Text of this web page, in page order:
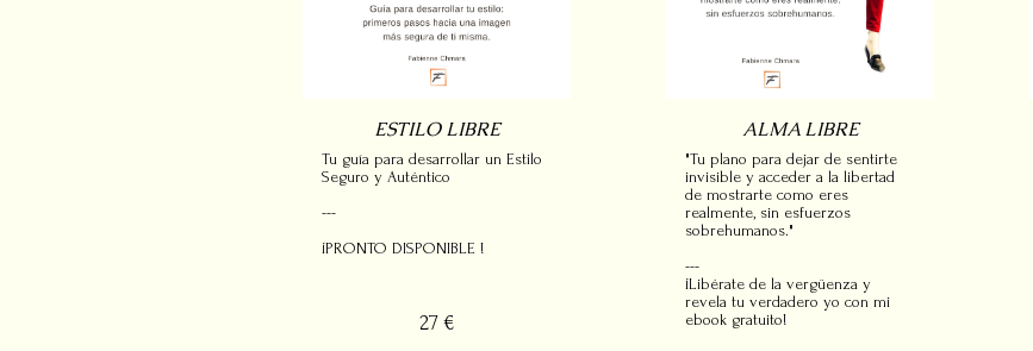
ESTILO LIBRE
Tu guía para desarrollar un Estilo
Seguro y Auténtico
---
¡PRONTO DISPONIBLE !
27 €
ALMA LIBRE
"Tu plano para dejar de sentirte
invisible y acceder a la libertad
de mostrarte como eres
realmente, sin esfuerzos
sobrehumanos."
---
¡Libérate de la vergüenza y
revela tu verdadero yo con mi
ebook gratuito!